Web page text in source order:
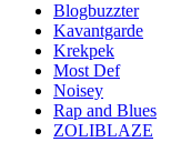
Blogbuzzter
Kavantgarde
Krekpek
Most Def
Noisey
Rap and Blues
ZOLIBLAZE